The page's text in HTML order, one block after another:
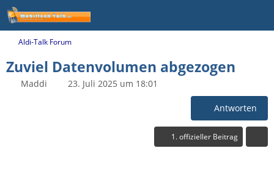
Aldi-Talk Forum
Zuviel Datenvolumen abgezogen
Maddi 23. Juli 2025 um 18:01
Antworten
1. offizieller Beitrag